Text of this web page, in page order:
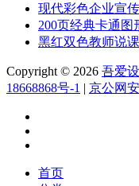
现代彩色企业宣
200页经典卡通图
黑红双色教师说
Copyright © 2026 吾爱
18668868号-1 | 京公网
首页